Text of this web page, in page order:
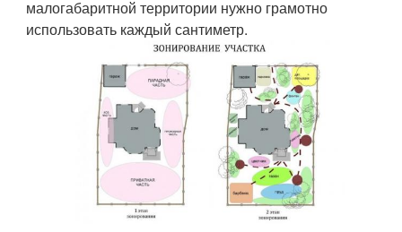
малогабаритной территории нужно грамотно
использовать каждый сантиметр.